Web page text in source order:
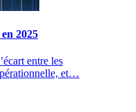
2025
entre les
et…